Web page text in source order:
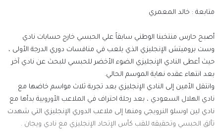
متابعة : خالد المعمري
أصبح حارس منتخبنا الوطني سابقاً علي الحبسي خارج حسابات نادي
وست بروميتش الإنجليزي الذي يلعب في منافسات دوري الدرجة الأولى ،
حيث أعطى النادي الإنجليزي الضوء الأخضر للحبسي للبحث عن نادي آخر
بعد انتهاء عقده نهاية الموسم الحالي.
وانتقل الأمين إلى النادي الإنجليزي بعد تجربة ثلاث مواسم خاضها مع
نادي الهلال السعودي ، بعد رحلة احتراف في الملاعب الأوروبية بدأها مع
نادي لين اوسلو النرويجي ومنها إلى ملاعب الدوري الإنجليزي التي شهدت
تألق الحبسي وتحقيقه للقب كأس الإتحاد الإنجليزي مع نادي ويجان .